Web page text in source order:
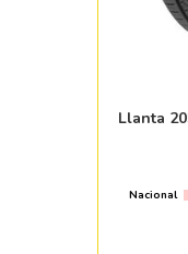
Llanta
Nacional